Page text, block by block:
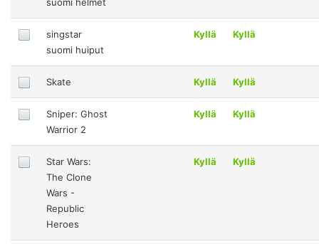
suomi helmet
singstar
suomi huiput
Kyllä Kyllä
Skate Kyllä Kyllä
Sniper: Ghost
Warrior 2
Kyllä Kyllä
Star Wars:
The Clone
Wars -
Republic
Heroes
Kyllä Kyllä